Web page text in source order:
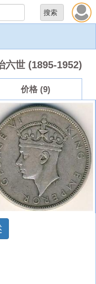
世 (1895-1952)
价格 (9)